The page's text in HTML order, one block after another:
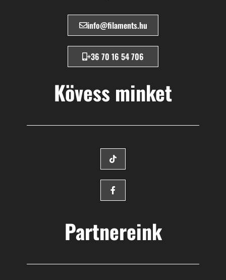
info@filaments.hu
+36 70 16 54 706
Kövess minket
Partnereink